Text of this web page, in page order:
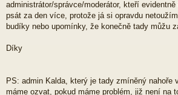
administrátor/správce/moderátor, kteří
psát za den více, protože já si opravdu
budíky nebo upomínky, že konečně tady můžu
Díky
PS: admin Kalda, který je tady zmíněný nahoře
máme ozvat, pokud máme problém, již není na